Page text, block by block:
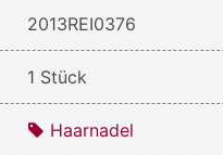
2013REI0376
1 Stück
Haarnadel